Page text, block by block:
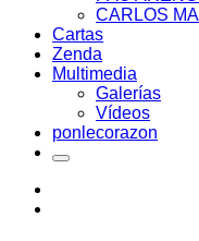
CARLOS
Cartas
Zenda
Multimedia
Galerías
Vídeos
ponlecorazon